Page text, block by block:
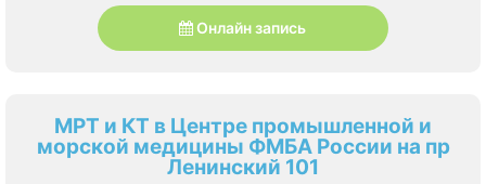
Онлайн запись
МРТ и КТ в Центре промышленной и
морской медицины ФМБА России на пр
Ленинский 101